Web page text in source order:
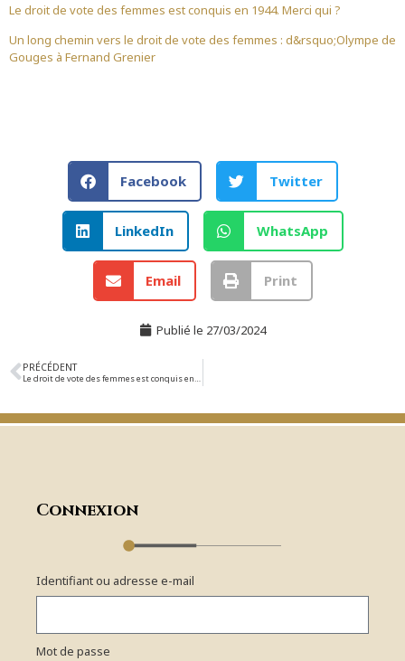
Le droit de vote des femmes est conquis en 1944. Merci qui ?
Un long chemin vers le droit de vote des femmes : d&rsquo;Olympe de
Gouges à Fernand Grenier
Facebook Twitter
LinkedIn WhatsApp
Email Print
Publié le 27/03/2024
PRÉCÉDENT
Le droit de vote des femmes est conquis en 1944. Merci qui ?
Connexion
Identifiant ou adresse e-mail
Mot de passe